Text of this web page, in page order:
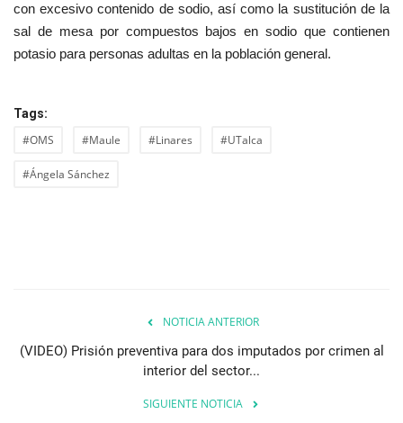
con excesivo contenido de sodio, así como la sustitución de la
sal de mesa por compuestos bajos en sodio que contienen
potasio para personas adultas en la población general.
Tags:
#OMS #Maule #Linares #UTalca
#Ángela Sánchez
NOTICIA ANTERIOR
(VIDEO) Prisión preventiva para dos imputados por crimen al
interior del sector...
SIGUIENTE NOTICIA